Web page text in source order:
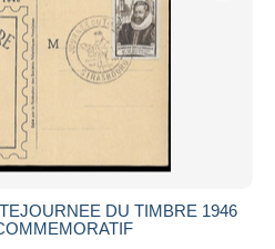
DU TIMBRE 1946